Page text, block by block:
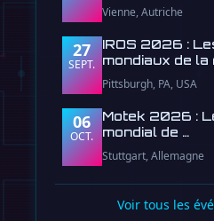
Vienne, Autriche
27
SEPT.
IROS 2026 :
mondiaux de la
Pittsburgh, PA, USA
06
OCT.
Motek 2026 :
mondial de …
Stuttgart, Allemagne
Voir tous les